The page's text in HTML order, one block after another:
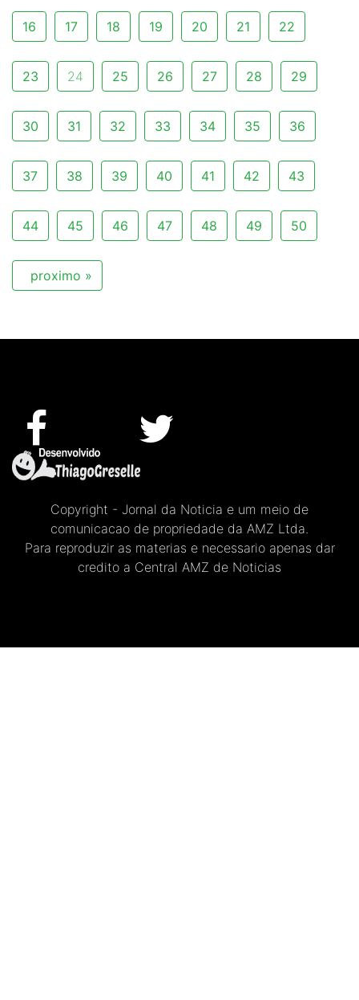
16 17 18 19 20 21 22
23 24 25 26 27 28 29
30 31 32 33 34 35 36
37 38 39 40 41 42 43
44 45 46 47 48 49 50
proximo »
Copyright - Jornal da Noticia e um meio de
comunicacao de propriedade da AMZ Ltda.
Para reproduzir as materias e necessario apenas dar
credito a Central AMZ de Noticias